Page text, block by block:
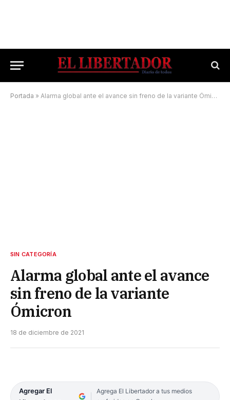
Portada » Alarma global ante el avance sin freno de la variante Ómicron
SIN CATEGORÍA
Alarma global ante el avance
sin freno de la variante
Ómicron
18 de diciembre de 2021
Agregar El
Agrega El Libertador a tus medios